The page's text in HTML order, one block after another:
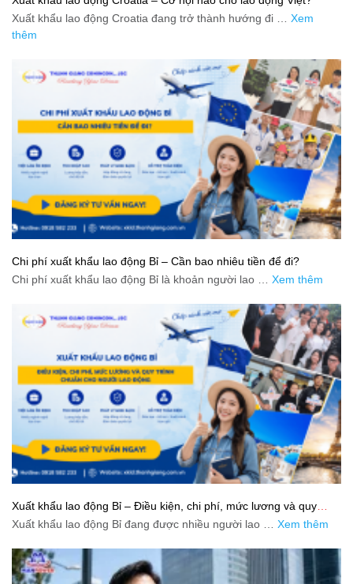
Xuất khẩu lao động Croatia đang trở thành hướng đi … Xem
thêm
Chi phí xuất khẩu lao động Bỉ – Cần bao nhiêu tiền để đi?
Chi phí xuất khẩu lao động Bỉ là khoản người lao … Xem thêm
Xuất khẩu lao động Bỉ – Điều kiện, chi phí, mức lương và quy
trình chuẩn cho người lao động
Xuất khẩu lao động Bỉ đang được nhiều người lao … Xem thêm